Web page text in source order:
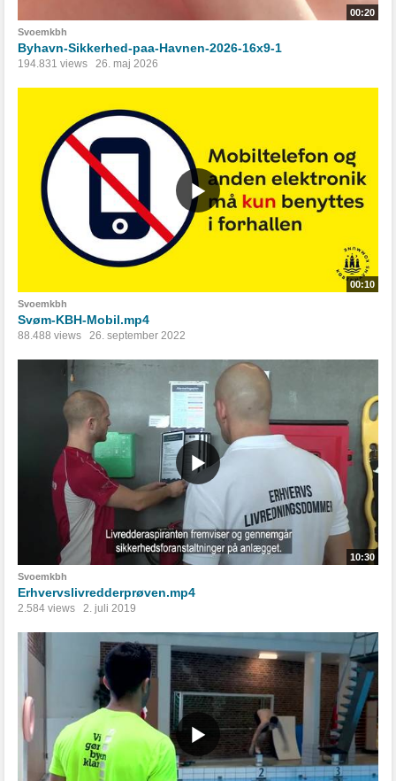
00:20
Svoemkbh
Byhavn-Sikkerhed-paa-Havnen-2026-16x9-1
194.831 views 26. maj 2026
00:10
Svoemkbh
Svøm-KBH-Mobil.mp4
88.488 views 26. september 2022
10:30
Svoemkbh
Erhvervslivredderprøven.mp4
2.584 views 2. juli 2019